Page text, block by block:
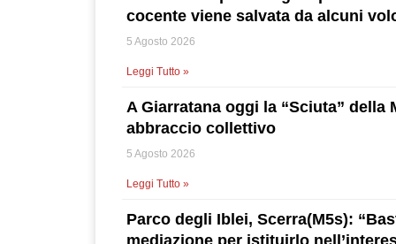
cocente viene salvata da alcuni
5 Agosto 2026
Leggi Tutto »
A Giarratana oggi la “Sciuta” della
abbraccio collettivo
5 Agosto 2026
Leggi Tutto »
Parco degli Iblei, Scerra(M5s):
mediazione per istituirlo